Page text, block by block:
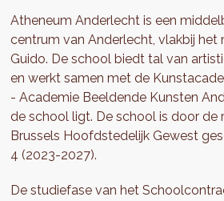
Atheneum Anderlecht is een
centrum van Anderlecht, vlakbij
Guido. De school biedt tal van
en werkt samen met de
- Academie Beeldende Kunsten
de school ligt. De school is door de
Brussels Hoofdstedelijk Gewest
4 (2023-2027).
De studiefase van het